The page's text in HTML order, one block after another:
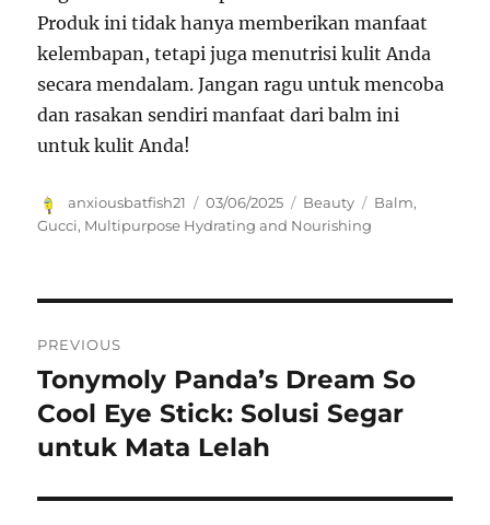
Produk ini tidak hanya memberikan manfaat
kelembapan, tetapi juga menutrisi kulit Anda
secara mendalam. Jangan ragu untuk mencoba
dan rasakan sendiri manfaat dari balm ini
untuk kulit Anda!
Author
anxiousbatfish21
Posted
on
03/06/2025 Categories
Beauty Tags
Balm,
Gucci, Multipurpose Hydrating and Nourishing
pos
PREVIOUS
Previous
post:
Tonymoly Panda’s Dream So
Cool Eye Stick: Solusi Segar
untuk Mata Lelah